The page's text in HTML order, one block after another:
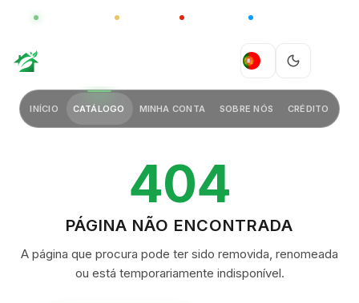
CHINA
PT
INÍCIO CATÁLOGO MINHA CONTA SOBRE NÓS CRÉDITO
404
PÁGINA NÃO ENCONTRADA
A página que procura pode ter sido removida, renomeada
ou está temporariamente indisponível.